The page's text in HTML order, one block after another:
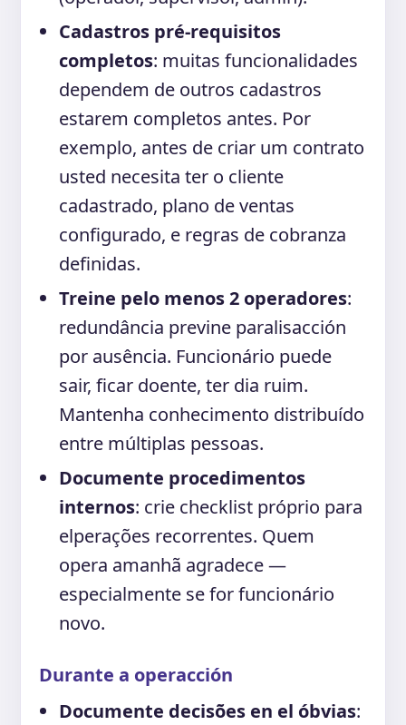
Cadastros pré-requisitos
completos: muitas funcionalidades
dependem de outros cadastros
estarem completos antes. Por
exemplo, antes de criar um contrato
usted necesita ter o cliente
cadastrado, plano de ventas
configurado, e regras de cobranza
definidas.
Treine pelo menos 2 operadores:
redundância previne paralisacción
por ausência. Funcionário puede
sair, ficar doente, ter dia ruim.
Mantenha conhecimento distribuído
entre múltiplas pessoas.
Documente procedimentos
internos: crie checklist próprio para
elperações recorrentes. Quem
opera amanhã agradece —
especialmente se for funcionário
novo.
Durante a operacción
Documente decisões en el óbvias: